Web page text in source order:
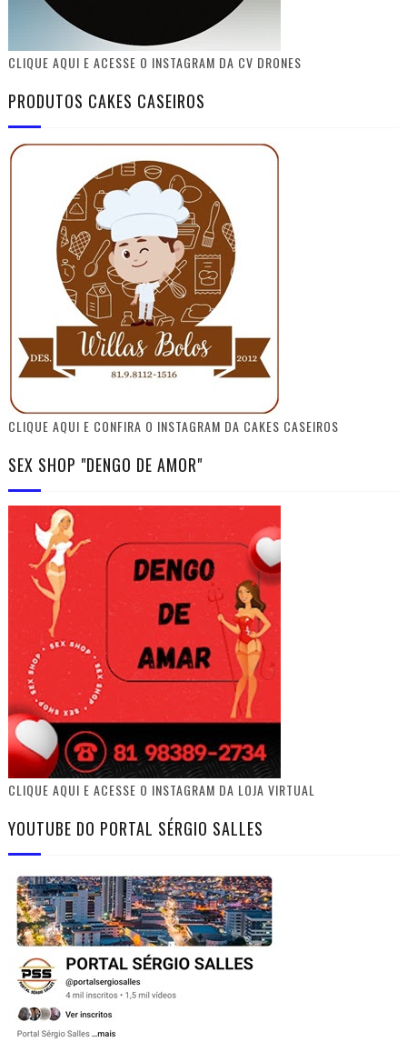
CLIQUE AQUI E ACESSE O INSTAGRAM DA CV DRONES
PRODUTOS CAKES CASEIROS
CLIQUE AQUI E CONFIRA O INSTAGRAM DA CAKES CASEIROS
SEX SHOP "DENGO DE AMOR"
CLIQUE AQUI E ACESSE O INSTAGRAM DA LOJA VIRTUAL
YOUTUBE DO PORTAL SÉRGIO SALLES